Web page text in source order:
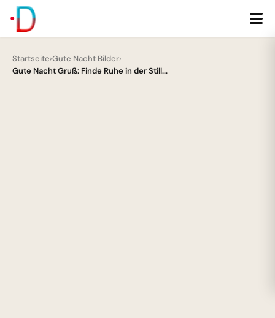
Startseite›Gute Nacht Bilder›
Gute Nacht Gruß: Finde Ruhe in der Still...